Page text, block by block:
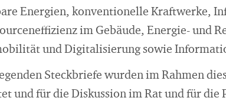
Energien, konventionelle Kraftwerke,
im Gebäude, Energie- und
und Digitalisierung sowie
Steckbriefe wurden im Rahmen
und für die Diskussion im Rat und für